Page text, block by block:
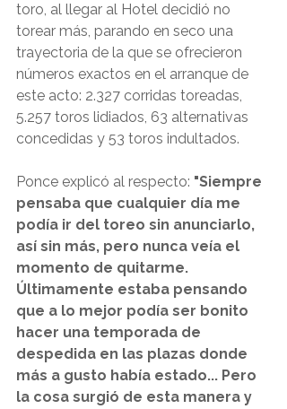
toro, al llegar al Hotel decidió no
torear más, parando en seco una
trayectoria de la que se ofrecieron
números exactos en el arranque de
este acto: 2.327 corridas toreadas,
5.257 toros lidiados, 63 alternativas
concedidas y 53 toros indultados.
Ponce explicó al respecto: "Siempre
pensaba que cualquier día me
podía ir del toreo sin anunciarlo,
así sin más, pero nunca veía el
momento de quitarme.
Últimamente estaba pensando
que a lo mejor podía ser bonito
hacer una temporada de
despedida en las plazas donde
más a gusto había estado... Pero
la cosa surgió de esta manera y